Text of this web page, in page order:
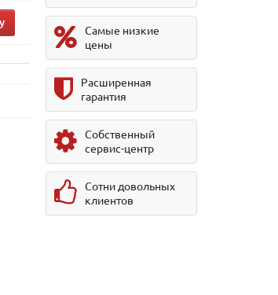
Самые низкие
цены
Расширенная
гарантия
Собственный
сервис-центр
Сотни довольных
клиентов